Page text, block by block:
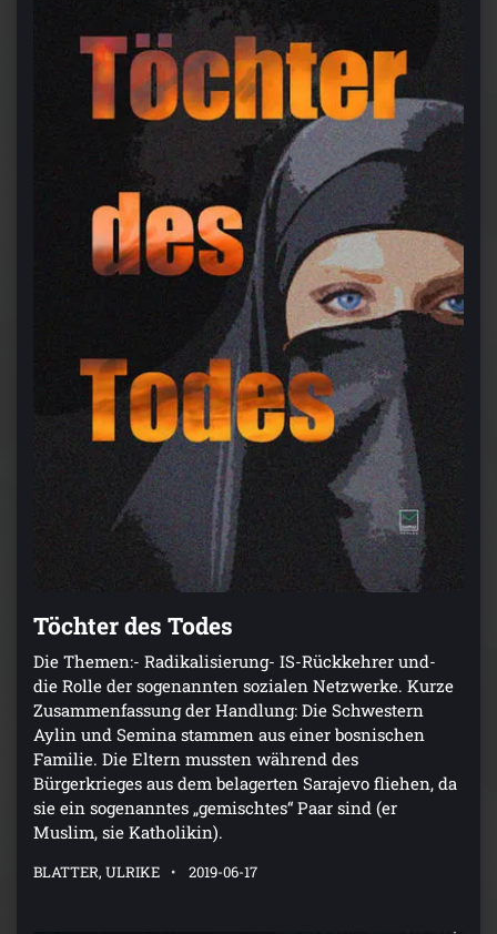
Töchter des Todes
Die Themen:- Radikalisierung- IS-Rückkehrer und-
die Rolle der sogenannten sozialen Netzwerke. Kurze
Zusammenfassung der Handlung: Die Schwestern
Aylin und Semina stammen aus einer bosnischen
Familie. Die Eltern mussten während des
Bürgerkrieges aus dem belagerten Sarajevo fliehen, da
sie ein sogenanntes „gemischtes“ Paar sind (er
Muslim, sie Katholikin).
BLATTER, ULRIKE 2019-06-17